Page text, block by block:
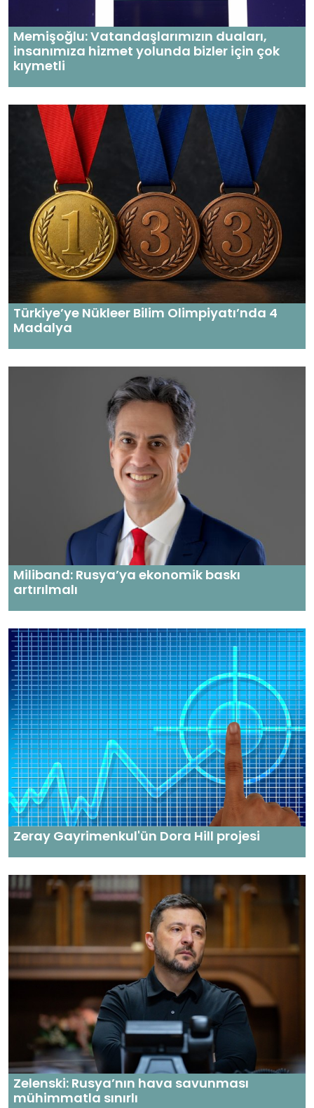
Memişoğlu: Vatandaşlarımızın duaları,
insanımıza hizmet yolunda bizler için çok
kıymetli
Türkiye’ye Nükleer Bilim Olimpiyatı’nda 4
Madalya
Miliband: Rusya’ya ekonomik baskı
artırılmalı
Zeray Gayrimenkul'ün Dora Hill projesi
Zelenski: Rusya’nın hava savunması
mühimmatla sınırlı